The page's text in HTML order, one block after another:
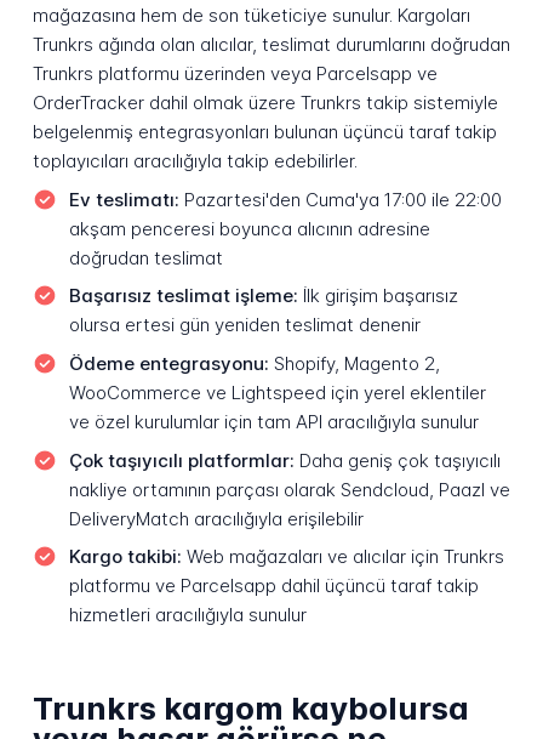
mağazasına hem de son tüketiciye sunulur. Kargoları
Trunkrs ağında olan alıcılar, teslimat durumlarını doğrudan
Trunkrs platformu üzerinden veya Parcelsapp ve
OrderTracker dahil olmak üzere Trunkrs takip sistemiyle
belgelenmiş entegrasyonları bulunan üçüncü taraf takip
toplayıcıları aracılığıyla takip edebilirler.
Ev teslimatı: Pazartesi'den Cuma'ya 17:00 ile 22:00
akşam penceresi boyunca alıcının adresine
doğrudan teslimat
Başarısız teslimat işleme: İlk girişim başarısız
olursa ertesi gün yeniden teslimat denenir
Ödeme entegrasyonu: Shopify, Magento 2,
WooCommerce ve Lightspeed için yerel eklentiler
ve özel kurulumlar için tam API aracılığıyla sunulur
Çok taşıyıcılı platformlar: Daha geniş çok taşıyıcılı
nakliye ortamının parçası olarak Sendcloud, Paazl ve
DeliveryMatch aracılığıyla erişilebilir
Kargo takibi: Web mağazaları ve alıcılar için Trunkrs
platformu ve Parcelsapp dahil üçüncü taraf takip
hizmetleri aracılığıyla sunulur
Trunkrs kargom kaybolursa